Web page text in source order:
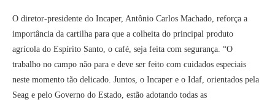
O diretor-presidente do Incaper, Antônio Carlos Machado, reforça a
importância da cartilha para que a colheita do principal produto
agrícola do Espírito Santo, o café, seja feita com segurança. “O
trabalho no campo não para e deve ser feito com cuidados especiais
neste momento tão delicado. Juntos, o Incaper e o Idaf, orientados pela
Seag e pelo Governo do Estado, estão adotando todas as